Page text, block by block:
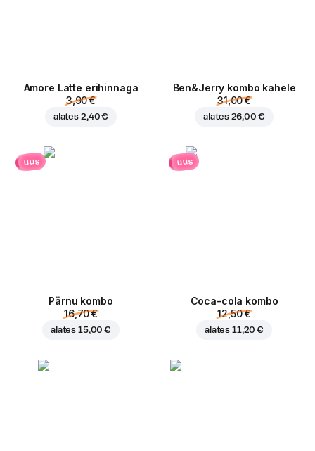
Amore Latte erihinnaga
3,90 €
alates 2,40 €
Ben&Jerry kombo kahele
31,00 €
alates 26,00 €
uus
Pärnu kombo
16,70 €
alates 15,00 €
uus
Coca-cola kombo
12,50 €
alates 11,20 €